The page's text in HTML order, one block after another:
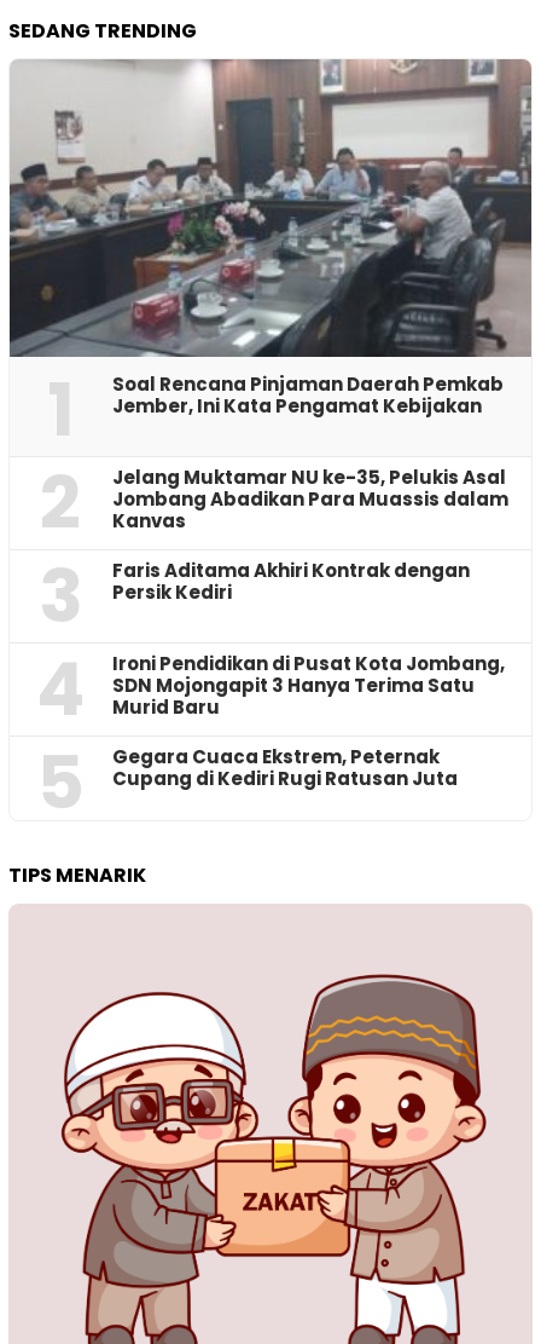
SEDANG TRENDING
1
‎Soal Rencana Pinjaman Daerah Pemkab
Jember, Ini Kata Pengamat Kebijakan ‎
2
Jelang Muktamar NU ke-35, Pelukis Asal
Jombang Abadikan Para Muassis dalam
Kanvas
3
Faris Aditama Akhiri Kontrak dengan
Persik Kediri
4
Ironi Pendidikan di Pusat Kota Jombang,
SDN Mojongapit 3 Hanya Terima Satu
Murid Baru
5
‎Gegara Cuaca Ekstrem, Peternak
Cupang di Kediri Rugi Ratusan Juta
TIPS MENARIK